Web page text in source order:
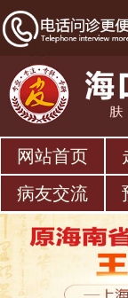
网站首页
病友交流